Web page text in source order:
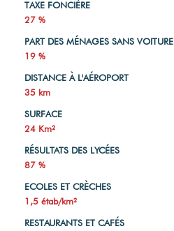
TAXE FONCIÈRE
27 %
PART DES MÉNAGES SANS VOITURE
19 %
DISTANCE À L'AÉROPORT
35 km
SURFACE
24 Km²
RÉSULTATS DES LYCÉES
87 %
ECOLES ET CRÈCHES
1,5 étab/km²
RESTAURANTS ET CAFÉS